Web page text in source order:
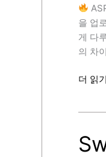
을 업
게 다
의 차
처
리:
더 읽